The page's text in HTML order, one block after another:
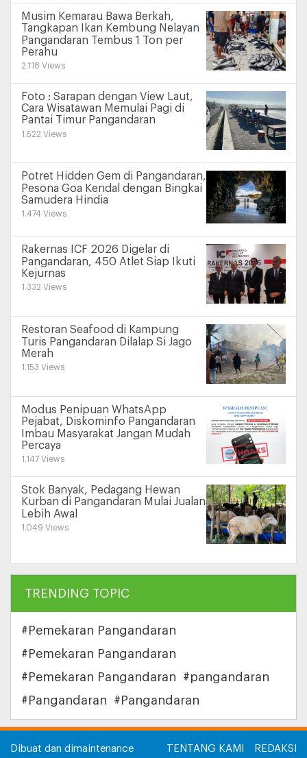
Musim Kemarau Bawa Berkah,
Tangkapan Ikan Kembung Nelayan
Pangandaran Tembus 1 Ton per
Perahu
2.118 Views
Foto : Sarapan dengan View Laut,
Cara Wisatawan Memulai Pagi di
Pantai Timur Pangandaran
1.622 Views
Potret Hidden Gem di Pangandaran,
Pesona Goa Kendal dengan Bingkai
Samudera Hindia
1.474 Views
Rakernas ICF 2026 Digelar di
Pangandaran, 450 Atlet Siap Ikuti
Kejurnas
1.332 Views
Restoran Seafood di Kampung
Turis Pangandaran Dilalap Si Jago
Merah
1.153 Views
Modus Penipuan WhatsApp
Pejabat, Diskominfo Pangandaran
Imbau Masyarakat Jangan Mudah
Percaya
1.147 Views
Stok Banyak, Pedagang Hewan
Kurban di Pangandaran Mulai Jualan
Lebih Awal
1.049 Views
TRENDING TOPIC
#Pemekaran Pangandaran
#Pemekaran Pangandaran
#Pemekaran Pangandaran
#pangandaran
#Pangandaran
#Pangandaran
Dibuat dan dimaintenance TENTANG KAMI REDAKSI